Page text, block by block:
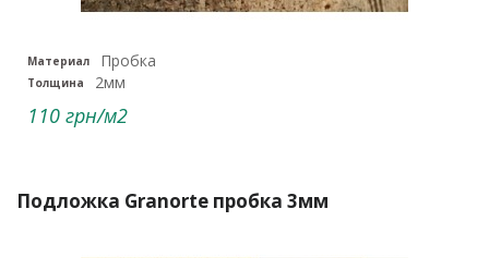
Материал Пробка
Толщина 2мм
110 грн/м2
Подложка Granorte пробка 3мм